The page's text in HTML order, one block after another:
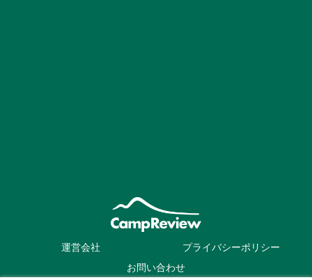
運営会社
プライバシーポリシー
お問い合わせ